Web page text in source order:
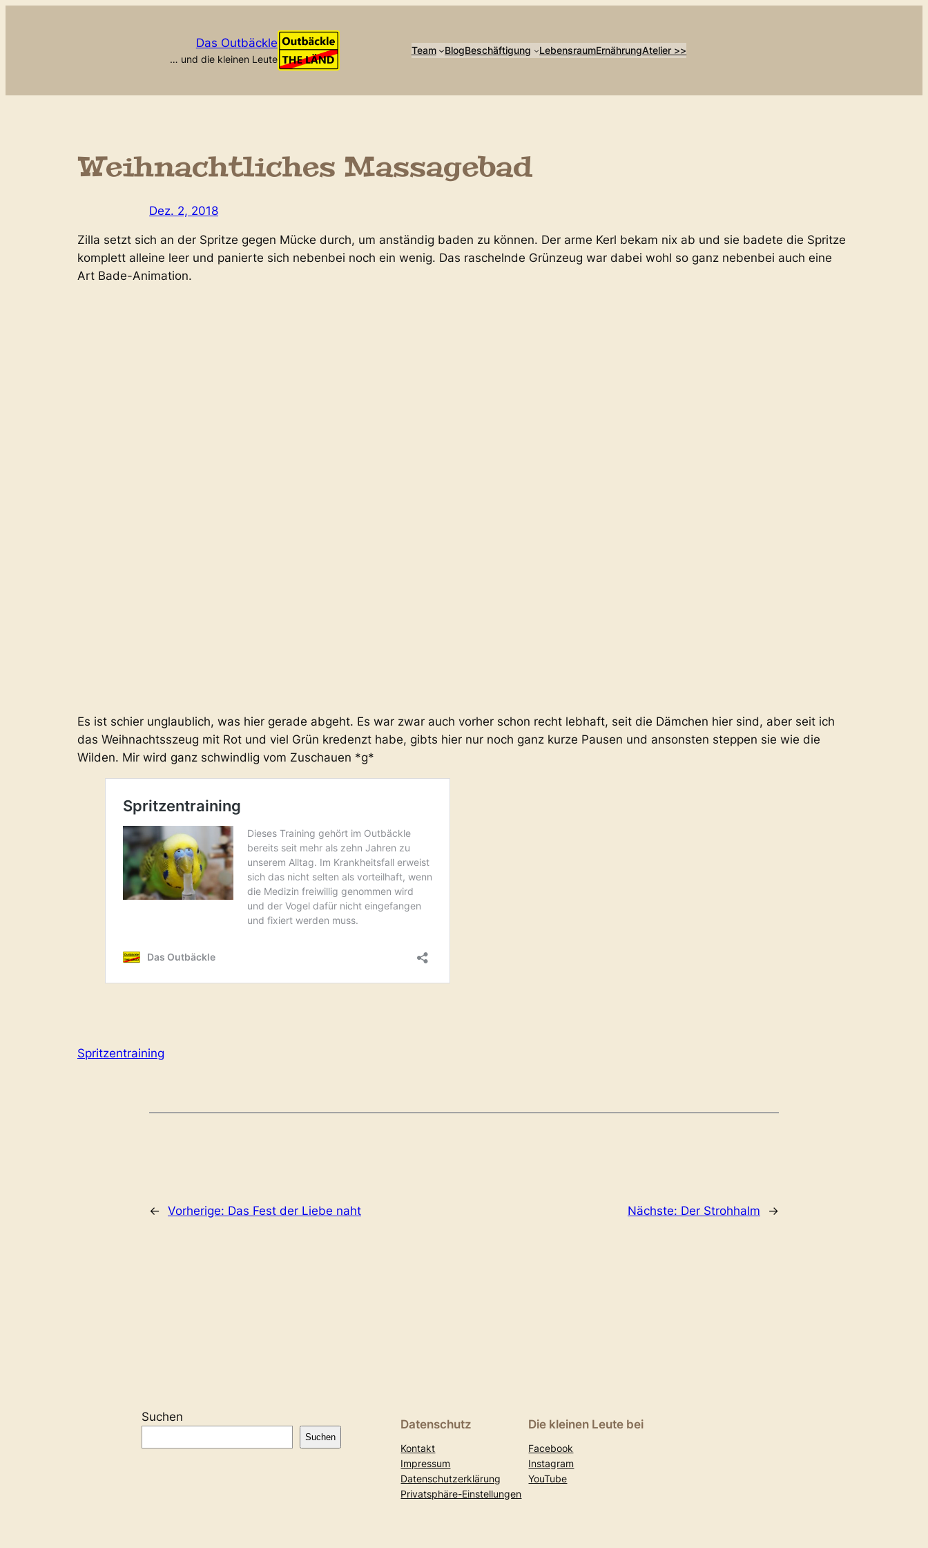
Das Outbäckle
… und die kleinen Leute
Team BlogBeschäftigung LebensraumErnährungAtelier >>
Weihnachtliches Massagebad
Dez. 2, 2018
Zilla setzt sich an der Spritze gegen Mücke durch, um anständig baden zu können. Der arme Kerl bekam nix ab und sie badete die Spritze
komplett alleine leer und panierte sich nebenbei noch ein wenig. Das raschelnde Grünzeug war dabei wohl so ganz nebenbei auch eine
Art Bade-Animation.
Es ist schier unglaublich, was hier gerade abgeht. Es war zwar auch vorher schon recht lebhaft, seit die Dämchen hier sind, aber seit ich
das Weihnachtsszeug mit Rot und viel Grün kredenzt habe, gibts hier nur noch ganz kurze Pausen und ansonsten steppen sie wie die
Wilden. Mir wird ganz schwindlig vom Zuschauen *g*
Spritzentraining
← Vorherige: Das Fest der Liebe naht Nächste: Der Strohhalm →
Suchen
Suchen
Datenschutz
Kontakt
Impressum
Datenschutzerklärung
Privatsphäre-Einstellungen
Die kleinen Leute bei
Facebook
Instagram
YouTube